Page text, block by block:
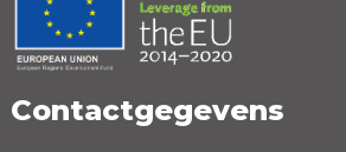
Positieve punten
Contactgegevens